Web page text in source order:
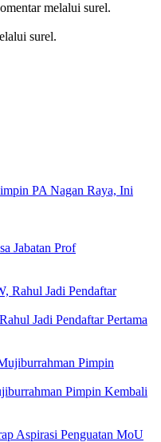
melalui surel.
surel.
PA Nagan Raya, Ini
Jabatan Prof
Jadi Pendaftar Pertama
Pimpin Kembali